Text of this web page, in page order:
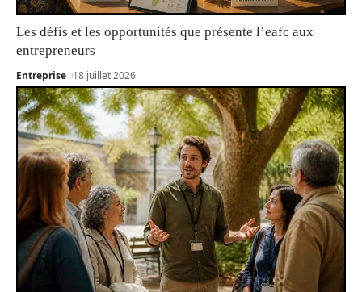
Les défis et les opportunités que présente l’eafc aux
entrepreneurs
Entreprise 18 juillet 2026